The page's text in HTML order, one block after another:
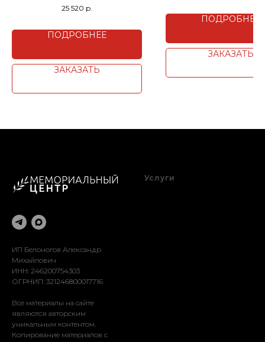
25 520 р.
ПОДРОБНЕЕ
ЗАКАЗАТЬ
ПОДРОБНЕЕ
ЗАКАЗАТЬ
ИП Белоногов Александр
Михайлович
ИНН: 246200754303
ОГРНИП: 321246800017716
Все материалы на сайте
являются авторским
уникальным контентом.
Копирование материалов с
Услуги